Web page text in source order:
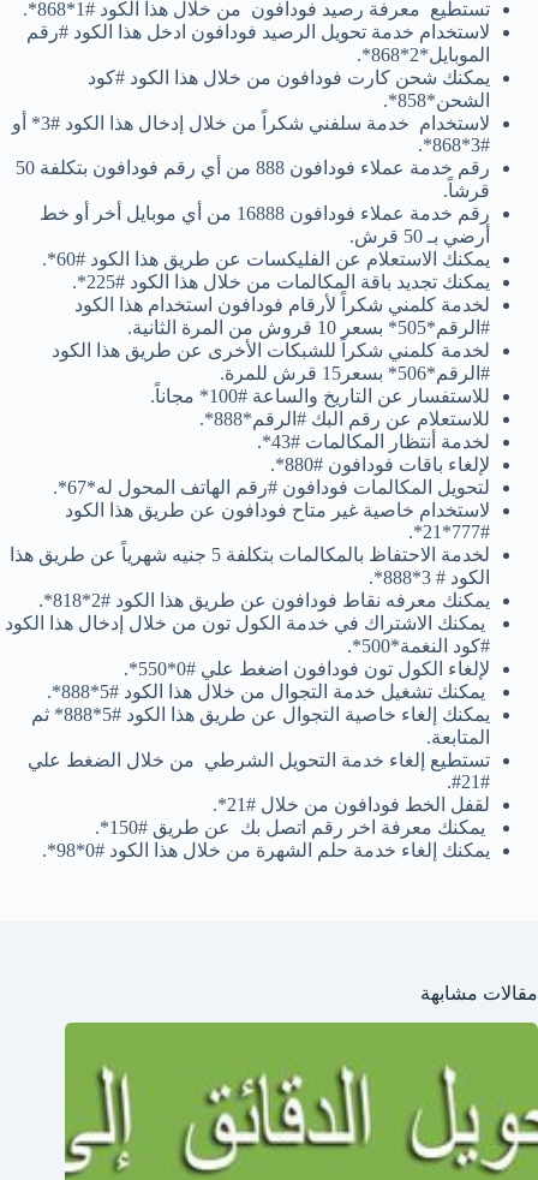
تستطيع معرفة رصيد فودافون من خلال هذا الكود #1*868*.
لاستخدام خدمة تحويل الرصيد فودافون ادخل هذا الكود #رقم
الموبايل*2*868*.
يمكنك شحن كارت فودافون من خلال هذا الكود #كود
الشحن*858*.
لاستخدام خدمة سلفني شكراً من خلال إدخال هذا الكود #3* أو
#3*868*.
رقم خدمة عملاء فودافون 888 من أي رقم فودافون بتكلفة 50
قرشاً.
رقم خدمة عملاء فودافون 16888 من أي موبايل أخر أو خط
أرضي بـ 50 قرش.
يمكنك الاستعلام عن الفليكسات عن طريق هذا الكود #60*.
يمكنك تجديد باقة المكالمات من خلال هذا الكود #225*.
لخدمة كلمني شكراً لأرقام فودافون استخدام هذا الكود
#الرقم*505* بسعر 10 قروش من المرة الثانية.
لخدمة كلمني شكراً للشبكات الأخرى عن طريق هذا الكود
#الرقم*506* بسعر15 قرش للمرة.
للاستفسار عن التاريخ والساعة #100* مجاناً.
للاستعلام عن رقم البك #الرقم*888*.
لخدمة أنتظار المكالمات #43*.
لإلغاء باقات فودافون #880*.
لتحويل المكالمات فودافون #رقم الهاتف المحول له*67*.
لاستخدام خاصية غير متاح فودافون عن طريق هذا الكود
#777*21*.
لخدمة الاحتفاظ بالمكالمات بتكلفة 5 جنيه شهرياً عن طريق هذا
الكود # 3*888*.
يمكنك معرفه نقاط فودافون عن طريق هذا الكود #2*818*.
يمكنك الاشتراك في خدمة الكول تون من خلال إدخال هذا الكود
#كود النغمة*500*.
لإلغاء الكول تون فودافون اضغط علي #0*550*.
يمكنك تشغيل خدمة التجوال من خلال هذا الكود #5*888*.
يمكنك إلغاء خاصية التجوال عن طريق هذا الكود #5*888* ثم
المتابعة.
تستطيع إلغاء خدمة التحويل الشرطي من خلال الضغط علي
#21#.
لقفل الخط فودافون من خلال #21*.
يمكنك معرفة اخر رقم اتصل بك عن طريق #150*.
يمكنك إلغاء خدمة حلم الشهرة من خلال هذا الكود #0*98*.
مقالات مشابهة